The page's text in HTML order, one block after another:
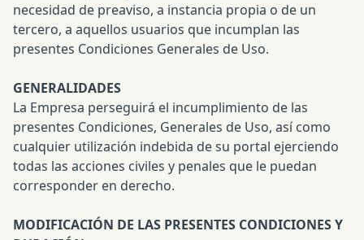
necesidad de preaviso, a instancia propia o de un
tercero, a aquellos usuarios que incumplan las
presentes Condiciones Generales de Uso.
GENERALIDADES
La Empresa perseguirá el incumplimiento de las
presentes Condiciones, Generales de Uso, así como
cualquier utilización indebida de su portal ejerciendo
todas las acciones civiles y penales que le puedan
corresponder en derecho.
MODIFICACIÓN DE LAS PRESENTES CONDICIONES Y